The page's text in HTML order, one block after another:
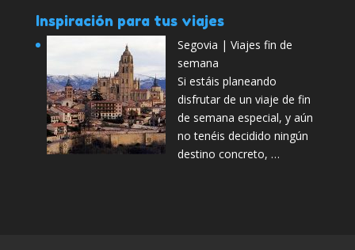
Inspiración para tus viajes
Segovia | Viajes fin de
semana
Si estáis planeando
disfrutar de un viaje de fin
de semana especial, y aún
no tenéis decidido ningún
destino concreto, …